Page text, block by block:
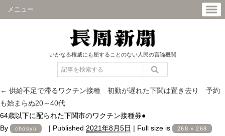
メニュー
いかなる権威にも屈することのない人民の言論機関
← 供給不足で滞るワクチン接種 初動が遅れた下関は置き去り 予約
も始まらぬ20～40代
64歳以下に配られた下関市のワクチン接種券●
By
chosyu | Published 2021年8月5日 | Full size is 268 × 268